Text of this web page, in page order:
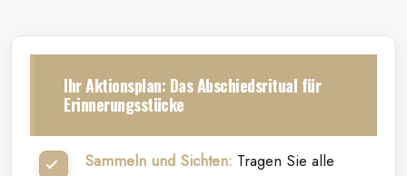
Ihr Aktionsplan: Das Abschiedsritual für
Erinnerungsstücke
Sammeln und Sichten: Tragen Sie alle